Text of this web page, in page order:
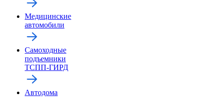
Медицинские
автомобили
Самоходные
подъемники
ТСПП-ГИРД
Автодома